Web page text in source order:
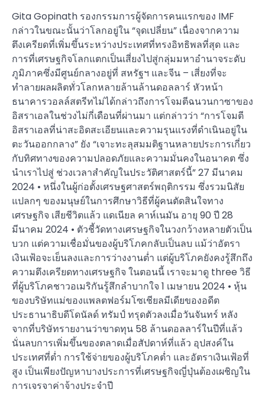
Gita Gopinath รองกรรมการผู้จัดการคนแรกของ IMF
กล่าวในขณะนั้นว่าโลกอยู่ใน “จุดเปลี่ยน” เนื่องจากความ
ตึงเครียดที่เพิ่มขึ้นระหว่างประเทศที่ทรงอิทธิพลที่สุด และ
การที่เศรษฐกิจโลกแตกเป็นเสี่ยงไปสู่กลุ่มมหาอำนาจระดับ
ภูมิภาคซึ่งมีศูนย์กลางอยู่ที่ สหรัฐฯ และจีน – เสี่ยงที่จะ
ทำลายผลผลิตทั่วโลกหลายล้านล้านดอลลาร์ หัวหน้า
ธนาคารวอลล์สตรีทไม่ได้กล่าวถึงการโจมตีฉนวนกาซาของ
อิสราเอลในช่วงไม่กี่เดือนที่ผ่านมา แต่กล่าวว่า “การโจมตี
อิสราเอลที่น่าสะอิดสะเอียนและความรุนแรงที่ดำเนินอยู่ใน
ตะวันออกกลาง” ยัง “เจาะทะลุสมมติฐานหลายประการเกี่ยว
กับทิศทางของความปลอดภัยและความมั่นคงในอนาคต ซึ่ง
นำเราไปสู่ ช่วงเวลาสำคัญในประวัติศาสตร์นี้” 27 มีนาคม
2024 • หนึ่งในผู้ก่อตั้งเศรษฐศาสตร์พฤติกรรม ซึ่งรวมนิสัย
แปลกๆ ของมนุษย์ในการศึกษาวิธีที่ผู้คนตัดสินใจทาง
เศรษฐกิจ เสียชีวิตแล้ว แดเนียล คาห์เนมัน อายุ 90 ปี 28
มีนาคม 2024 • ตัวชี้วัดทางเศรษฐกิจในวงกว้างหลายตัวเป็น
บวก แต่ความเชื่อมั่นของผู้บริโภคกลับเป็นลบ แม้ว่าอัตรา
เงินเฟ้อจะเย็นลงและการว่างงานต่ำ แต่ผู้บริโภคยังคงรู้สึกถึง
ความตึงเครียดทางเศรษฐกิจ ในตอนนี้ เราจะมาดู three วิธี
ที่ผู้บริโภคชาวอเมริกันรู้สึกลำบากใจ 1 เมษายน 2024 • หุ้น
ของบริษัทแม่ของแพลตฟอร์มโซเชียลมีเดียของอดีต
ประธานาธิบดีโดนัลด์ ทรัมป์ ทรุดตัวลงเมื่อวันจันทร์ หลัง
จากที่บริษัทรายงานว่าขาดทุน 58 ล้านดอลลาร์ในปีที่แล้ว
นั่นลบการเพิ่มขึ้นของตลาดเมื่อสัปดาห์ที่แล้ว อุปสงค์ใน
ประเทศที่ต่ำ การใช้จ่ายของผู้บริโภคต่ำ และอัตราเงินเฟ้อที่
สูง เป็นเพียงปัญหาบางประการที่เศรษฐกิจญี่ปุ่นต้องเผชิญใน
การเจรจาค่าจ้างประจำปี